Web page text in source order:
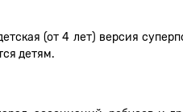
(от 4 лет) версия
детям.